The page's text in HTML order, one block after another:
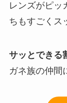
レンズがピッ
ちもすごくス
サッとできる
ガネ族の仲間